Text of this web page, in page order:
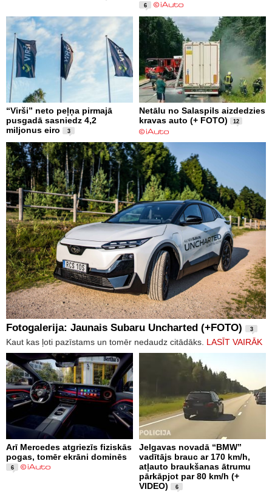
6
“Virši” neto peļņa pirmajā
pusgadā sasniedz 4,2
miljonus eiro
3
Netālu no Salaspils aizdedzies
kravas auto (+ FOTO)
12
Fotogalerija: Jaunais Subaru Uncharted (+FOTO) 3
Kaut kas ļoti pazīstams un tomēr nedaudz citādāks. LASĪT VAIRĀK
Arī Mercedes atgriezīs fiziskās
pogas, tomēr ekrāni dominēs
6
Jelgavas novadā “BMW”
vadītājs brauc ar 170 km/h,
atļauto braukšanas ātrumu
pārkāpjot par 80 km/h (+
VIDEO)
6